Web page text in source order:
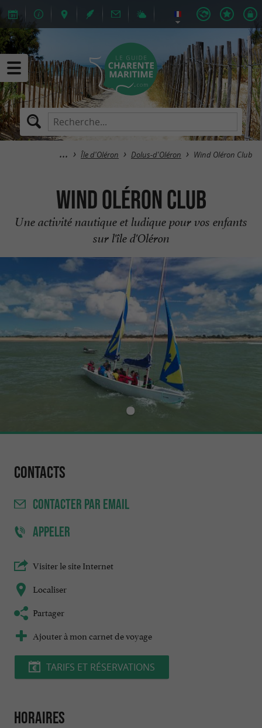
Île d'Oléron Dolus-d'Oléron Wind Oléron Club
Wind Oléron Club
Une activité nautique et ludique pour vos enfants
sur l'île d'Oléron
Contacts
CONTACTER PAR EMAIL
APPELER
Visiter le site Internet
Localiser
Partager
Ajouter à mon carnet de voyage
TARIFS ET RÉSERVATIONS
Horaires